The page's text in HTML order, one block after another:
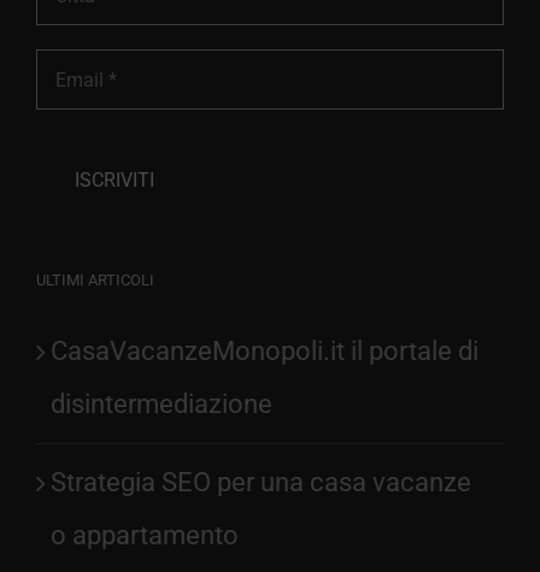
ULTIMI ARTICOLI
CasaVacanzeMonopoli.it il portale di
disintermediazione
Strategia SEO per una casa vacanze
o appartamento